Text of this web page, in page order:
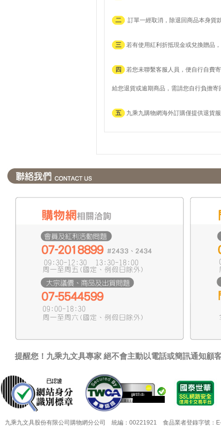
二 訂單一經取消，除退回商品本身貨
三 若有使用紅利折抵現金或兌換贈品
四 若您未聯繫客服人員，便自行自費
給您退貨或逾期商品，需請您自行負擔寄
五 九乘九購物網海外訂購僅提供退貨
提醒您！九乘九文具專家 絕不會主動以電話或簡訊通知顧
九乘九文具股份有限公司購物網分公司 統編：00221921 食品業者登錄字號